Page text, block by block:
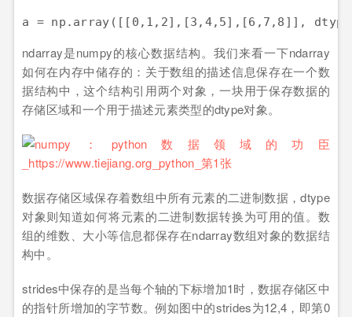
ndarray是numpy的核心数据结构。我们来看一下ndarray
如何在内存中储存的：关于数组的描述信息保存在一个数
据结构中，这个结构引用两个对象，一块用于保存数据的
存储区域和一个用于描述元素类型的dtype对象。
数据存储区域保存着数组中所有元素的二进制数据，dtype
对象则知道如何将元素的二进制数据转换为可用的值。数
组的维数、大小等信息都保存在ndarray数组对象的数据结
构中。
strides中保存的是当每个轴的下标增加1时，数据存储区中
的指针所增加的字节数。例如图中的strides为12,4，即第0